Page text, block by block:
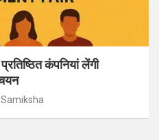
कंपनियां लेंगी